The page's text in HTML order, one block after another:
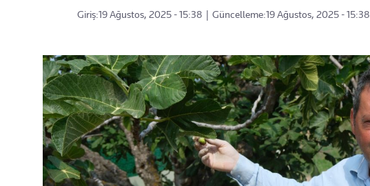
Giriş:19 Ağustos, 2025 - 15:38 Güncelleme:19 Ağustos, 2025 - 15:38